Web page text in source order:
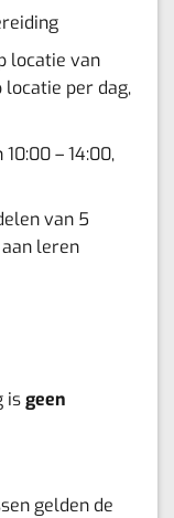
locatie van
locatie per dag,
– 14:00,
van 5
leren
isgeen
gelden de